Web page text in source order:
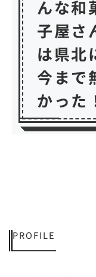
んな和
子屋さ
は県北
今まで
かった
PROFILE